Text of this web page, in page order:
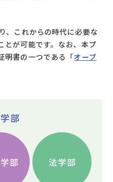
、これからの時代に必要な
とが可能です。なお、本プ
明書の一つである「オープ